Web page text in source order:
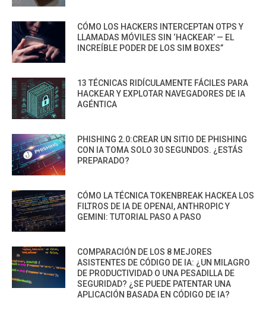
CÓMO LOS HACKERS INTERCEPTAN OTPS Y
LLAMADAS MÓVILES SIN ‘HACKEAR’ — EL
INCREÍBLE PODER DE LOS SIM BOXES”
13 TÉCNICAS RIDÍCULAMENTE FÁCILES PARA
HACKEAR Y EXPLOTAR NAVEGADORES DE IA
AGÉNTICA
PHISHING 2.0:CREAR UN SITIO DE PHISHING
CON IA TOMA SOLO 30 SEGUNDOS. ¿ESTÁS
PREPARADO?
CÓMO LA TÉCNICA TOKENBREAK HACKEA LOS
FILTROS DE IA DE OPENAI, ANTHROPIC Y
GEMINI: TUTORIAL PASO A PASO
COMPARACIÓN DE LOS 8 MEJORES
ASISTENTES DE CÓDIGO DE IA: ¿UN MILAGRO
DE PRODUCTIVIDAD O UNA PESADILLA DE
SEGURIDAD? ¿SE PUEDE PATENTAR UNA
APLICACIÓN BASADA EN CÓDIGO DE IA?